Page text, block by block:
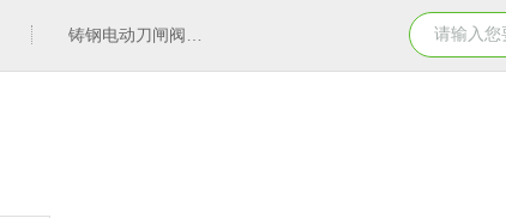
铸钢电动刀闸阀 造纸行业电动刀闸阀选型